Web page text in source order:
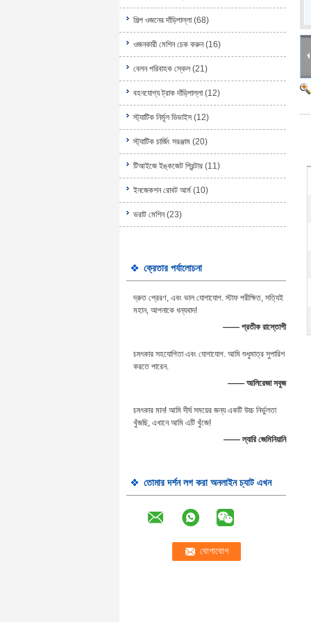
শিল্প ওজনের দাঁড়িপাল্লা (68)
ওজনকারী মেশিন চেক করুন (16)
বেলন পরিবাহক স্কেল (21)
বহনযোগ্য ট্রাক দাঁড়িপাল্লা (12)
স্ট্যাটিক নির্মূল ডিভাইস (12)
স্ট্যাটিক চার্জিং সরঞ্জাম (20)
টিআইজে ইঙ্কজেট প্রিন্টার (11)
ইনজেকশন রোবট আর্ম (10)
ভরাট মেশিন (23)
ক্রেতার পর্যালোচনা
দ্রুত প্রেরণ, এবং ভাল যোগাযোগ. স্টাফ পরীক্ষিত, সত্যিই
মহান, আপনাকে ধন্যবাদ!
—— প্রতীক রাস্তোগী
চমৎকার সহযোগিতা এবং যোগাযোগ. আমি শুধুমাত্র সুপারিশ
করতে পারেন.
—— আলিরেজা সবুজ
চমৎকার মান! আমি দীর্ঘ সময়ের জন্য একটি উচ্চ নির্ভুলতা
খুঁজছি, এখানে আমি এটি খুঁজে!
—— ল্যারি জেমিনিয়ানি
তোমার দর্শন লগ করা অনলাইন চ্যাট এখন